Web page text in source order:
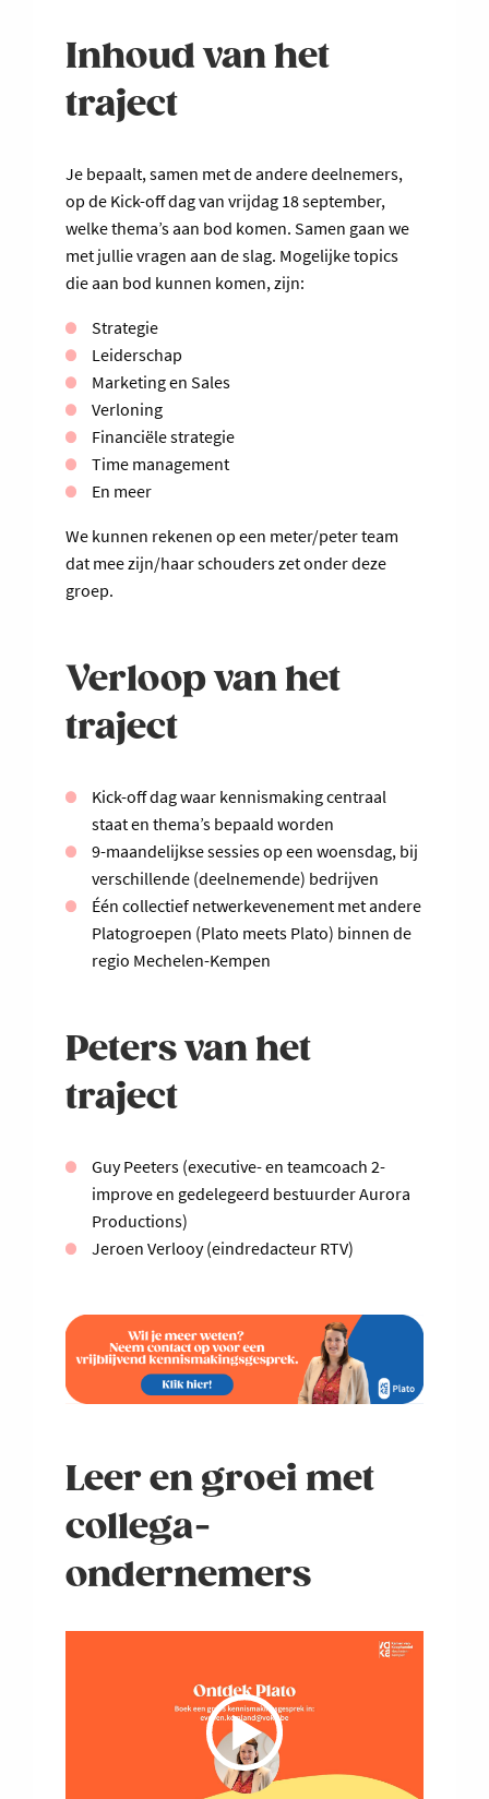
Inhoud van het
traject
Je bepaalt, samen met de andere deelnemers,
op de Kick-off dag van vrijdag 18 september,
welke thema’s aan bod komen. Samen gaan we
met jullie vragen aan de slag. Mogelijke topics
die aan bod kunnen komen, zijn:
Strategie
Leiderschap
Marketing en Sales
Verloning
Financiële strategie
Time management
En meer
We kunnen rekenen op een meter/peter team
dat mee zijn/haar schouders zet onder deze
groep.
Verloop van het
traject
Kick-off dag waar kennismaking centraal
staat en thema’s bepaald worden
9-maandelijkse sessies op een woensdag, bij
verschillende (deelnemende) bedrijven
Één collectief netwerkevenement met andere
Platogroepen (Plato meets Plato) binnen de
regio Mechelen-Kempen
Peters van het
traject
Guy Peeters (executive- en teamcoach 2-
improve en gedelegeerd bestuurder Aurora
Productions)
Jeroen Verlooy (eindredacteur RTV)
Leer en groei met
collega-
ondernemers